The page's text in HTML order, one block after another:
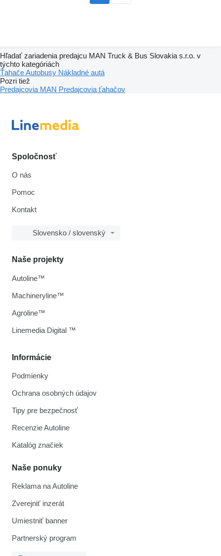
Hľadať zariadenia predajcu MAN Truck & Bus Slovakia s.r.o. v
týchto kategóriách
ŤahačeAutobusy Nákladné autá
Pozri tiež
Predajcovia MAN Predajcovia ťahačov
Spoločnosť
O nás
Pomoc
Kontakt
Slovensko / slovenský
Informácie
Podmienky
Ochrana osobných údajov
Tipy pre bezpečnosť
Recenzie Autoline
Katalóg značiek
Naše ponuky
Reklama na Autoline
Zverejniť inzerát
Umiestniť banner
Partnerský program
Naše projekty
Autoline™
Machineryline™
Agroline™
Linemedia Digital ™